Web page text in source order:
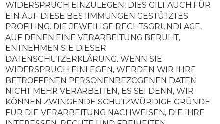
WIDERSPRUCH EINZULEGEN; DIES GILT AUCH FÜR
EIN AUF DIESE BESTIMMUNGEN GESTÜTZTES
PROFILING. DIE JEWEILIGE RECHTSGRUNDLAGE,
AUF DENEN EINE VERARBEITUNG BERUHT,
ENTNEHMEN SIE DIESER
DATENSCHUTZERKLÄRUNG. WENN SIE
WIDERSPRUCH EINLEGEN, WERDEN WIR IHRE
BETROFFENEN PERSONENBEZOGENEN DATEN
NICHT MEHR VERARBEITEN, ES SEI DENN, WIR
KÖNNEN ZWINGENDE SCHUTZWÜRDIGE GRÜNDE
FÜR DIE VERARBEITUNG NACHWEISEN, DIE IHRE